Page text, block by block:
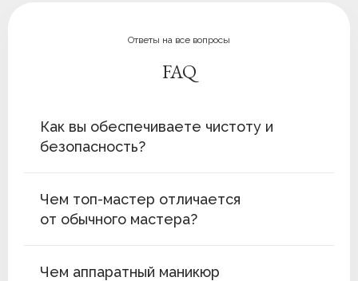
Ответы на все вопросы
FAQ
Как вы обеспечиваете чистоту и
безопасность?
Чем топ-мастер отличается
от обычного мастера?
Чем аппаратный маникюр